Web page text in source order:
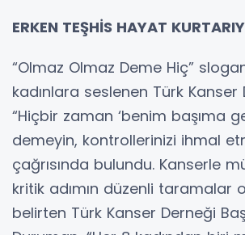
ERKEN TEŞHİS HAYAT
“Olmaz Olmaz Deme Hiç”
kadınlara seslenen Türk Kanser
“Hiçbir zaman ‘benim başıma
demeyin, kontrollerinizi ihmal
çağrısında bulundu. Kanserle
kritik adımın düzenli taramalar
belirten Türk Kanser Derneği